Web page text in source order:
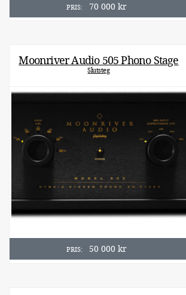
PRIS: 70 000 kr
Moonriver Audio 505 Phono Stage
Slutsteg
PRIS: 50 000 kr